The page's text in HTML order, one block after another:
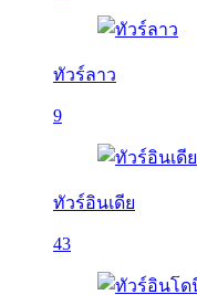
ทัวร์ลาว
9
ทัวร์อินเดีย
43